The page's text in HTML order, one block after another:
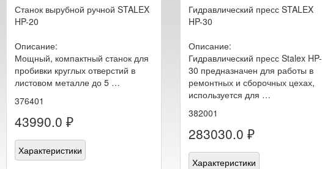
Станок вырубной ручной STALEX
HP-20
Описание:
Мощный, компактный станок для
пробивки круглых отверстий в
листовом металле до 5 …
376401
43990.0 ₽
Характеристики
Гидравлический пресс STALEX
HP-30
Описание:
Гидравлический пресс Stalex HP-
30 предназначен для работы в
ремонтных и сборочных цехах,
используется для …
382001
283030.0 ₽
Характеристики